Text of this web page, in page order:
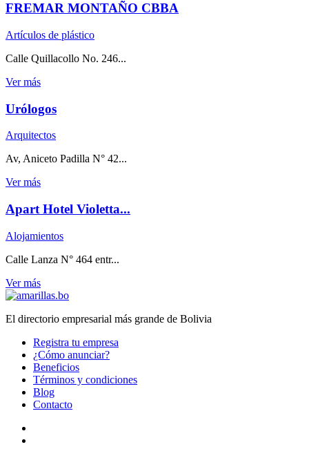
FREMAR MONTAÑO CBBA
Artículos de plástico
Calle Quillacollo No. 246...
Ver más
Urólogos
Arquitectos
Av, Aniceto Padilla N° 42...
Ver más
Apart Hotel Violetta...
Alojamientos
Calle Lanza N° 464 entr...
Ver más
El directorio empresarial más grande de Bolivia
Registra tu empresa
¿Cómo anunciar?
Beneficios
Términos y condiciones
Blog
Contacto